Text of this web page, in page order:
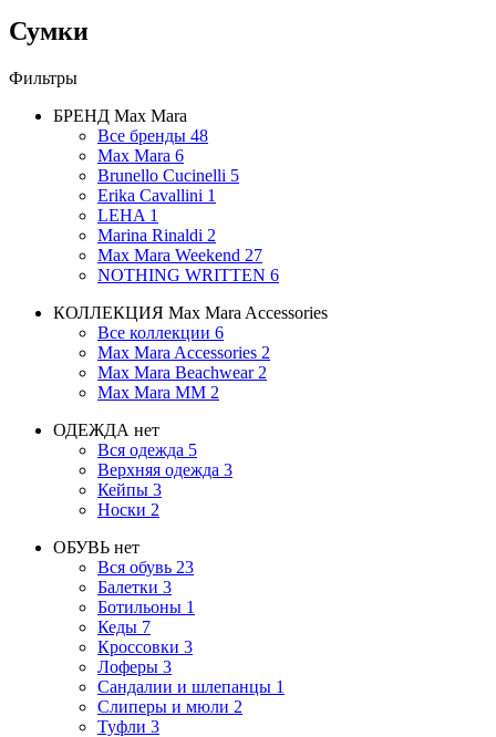
Сумки
Фильтры
БРЕНД Max Mara
Все бренды 48
Max Mara 6
Brunello Cucinelli 5
Erika Cavallini 1
LEHA 1
Marina Rinaldi 2
Max Mara Weekend 27
NOTHING WRITTEN 6
КОЛЛЕКЦИЯ Max Mara Accessories
Все коллекции 6
Max Mara Accessories 2
Max Mara Beachwear 2
Max Mara MM 2
ОДЕЖДА нет
Вся одежда 5
Верхняя одежда 3
Кейпы 3
Носки 2
ОБУВЬ нет
Вся обувь 23
Балетки 3
Ботильоны 1
Кеды 7
Кроссовки 3
Лоферы 3
Сандалии и шлепанцы 1
Слиперы и мюли 2
Туфли 3